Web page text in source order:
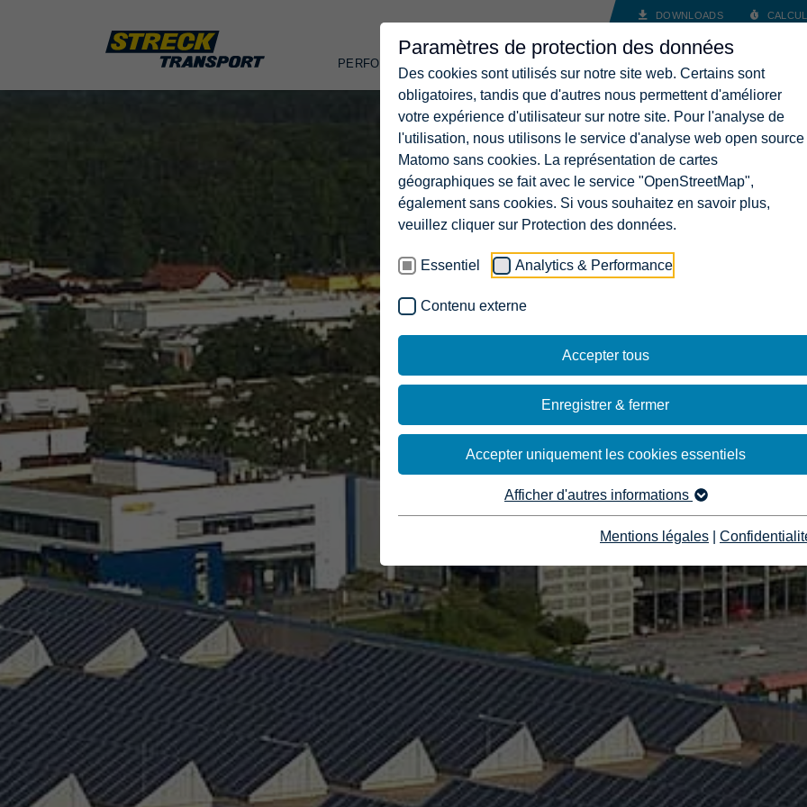
Paramètres de protection des données
Des cookies sont utilisés sur notre site web. Certains sont
obligatoires, tandis que d'autres nous permettent d'améliorer
votre expérience d'utilisateur sur notre site. Pour l'analyse de
l'utilisation, nous utilisons le service d'analyse web open source
Matomo sans cookies. La représentation de cartes
géographiques se fait avec le service "OpenStreetMap",
également sans cookies. Si vous souhaitez en savoir plus,
veuillez cliquer sur Protection des données.
Essentiel Analytics & Performance
Contenu externe
Accepter tous
Enregistrer & fermer
Accepter uniquement les cookies essentiels
Afficher d'autres informations
Mentions légales
DOWNLOADS
PERFORMANCES